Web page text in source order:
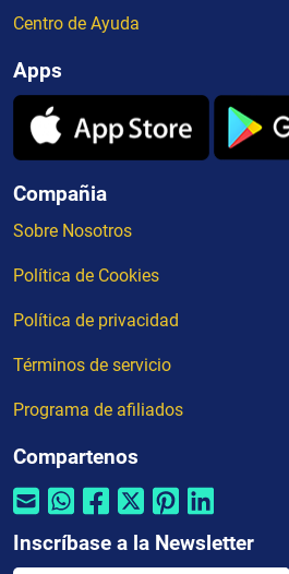
Centro de Ayuda
Apps
Compañia
Sobre Nosotros
Política de Cookies
Política de privacidad
Términos de servicio
Programa de afiliados
Compartenos
Inscríbase a la Newsletter